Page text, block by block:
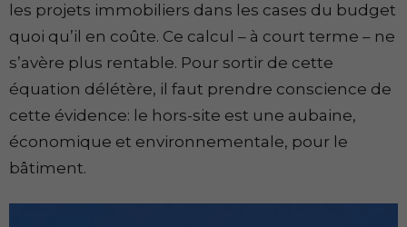
les projets immobiliers dans les cases du budget
quoi qu’il en coûte. Ce calcul – à court terme – ne
s’avère plus rentable. Pour sortir de cette
équation délétère, il faut prendre conscience de
cette évidence: le hors-site est une aubaine,
économique et environnementale, pour le
bâtiment.